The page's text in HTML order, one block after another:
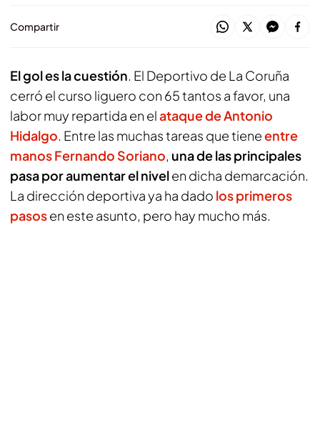
Compartir
El gol es la cuestión. El Deportivo de La Coruña
cerró el curso liguero con 65 tantos a favor, una
labor muy repartida en elataque de Antonio
Hidalgo. Entre las muchas tareas que tieneentre
manos Fernando Soriano, una de las principales
pasa por aumentar el nivelen dicha demarcación.
La dirección deportiva ya ha dado los primeros
pasosen este asunto, pero hay mucho más.